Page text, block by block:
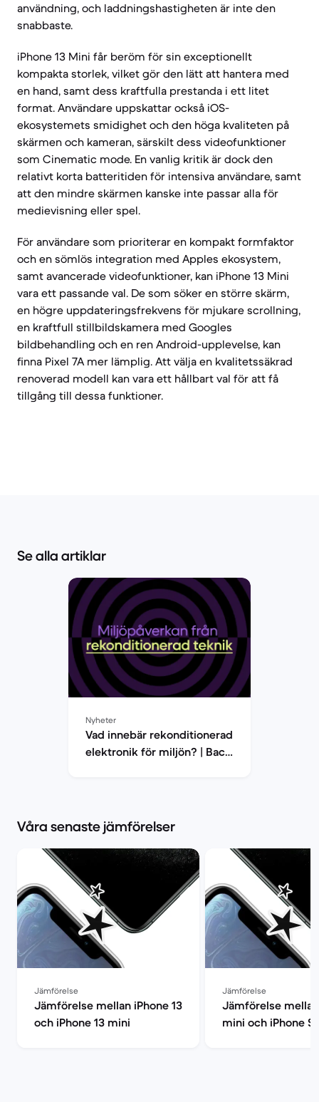
användning, och laddningshastigheten är inte den
snabbaste.
iPhone 13 Mini får beröm för sin exceptionellt
kompakta storlek, vilket gör den lätt att hantera med
en hand, samt dess kraftfulla prestanda i ett litet
format. Användare uppskattar också iOS-
ekosystemets smidighet och den höga kvaliteten på
skärmen och kameran, särskilt dess videofunktioner
som Cinematic mode. En vanlig kritik är dock den
relativt korta batteritiden för intensiva användare, samt
att den mindre skärmen kanske inte passar alla för
medievisning eller spel.
För användare som prioriterar en kompakt formfaktor
och en sömlös integration med Apples ekosystem,
samt avancerade videofunktioner, kan iPhone 13 Mini
vara ett passande val. De som söker en större skärm,
en högre uppdateringsfrekvens för mjukare scrollning,
en kraftfull stillbildskamera med Googles
bildbehandling och en ren Android-upplevelse, kan
finna Pixel 7A mer lämplig. Att välja en kvalitetssäkrad
renoverad modell kan vara ett hållbart val för att få
tillgång till dessa funktioner.
Se alla artiklar
Nyheter
Vad innebär rekonditionerad
elektronik för miljön? | Back
Våra senaste jämförelser
Jämförelse
Jämförelse mellan iPhone 13
och iPhone 13 mini
Jämförelse
Jämförelse mellan
mini och iPhone